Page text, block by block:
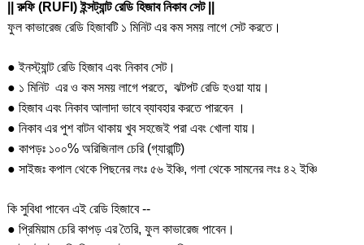
|| রুফি (RUFI) ইন্সট্যান্ট রেডি হিজাব নিকাব সেট ||
ফুল কাভারেজ রেডি হিজাবটি ১ মিনিট এর কম সময় লাগে সেট করতে।
● ইনস্ট্যান্ট রেডি হিজাব এবং নিকাব সেট।
● ১ মিনিট এর ও কম সময় লাগে পরতে, ঝটপট রেডি হওয়া যায়।
● হিজাব এবং নিকাব আলাদা ভাবে ব্যাবহার করতে পারবেন ।
● নিকাব এর পুশ বাটন থাকায় খুব সহজেই পরা এবং খোলা যায়।
● কাপড়ঃ ১০০% অরিজিনাল চেরি (গ্যারান্টি)
● সাইজঃ কপাল থেকে পিছনের লংঃ ৫৬ ইঞ্চি, গলা থেকে সামনের লংঃ ৪২ ইঞ্চি
কি সুবিধা পাবেন এই রেডি হিজাবে --
● প্রিমিয়াম চেরি কাপড় এর তৈরি, ফুল কাভারেজ পাবেন।